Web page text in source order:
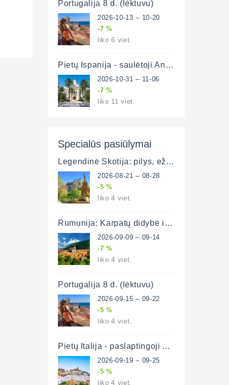
Portugalija 8 d. (lėktuvu)
2026-10-13 – 10-20
-7 %
liko 6 viet.
Pietų Ispanija - saulėtoji Andalūzija 7 d. (lėktuvu)
2026-10-31 – 11-06
-7 %
liko 11 viet.
Specialūs pasiūlymai
Legendinė Škotija: pilys, ežerai ir miestai 8 d. (lėktuvu)
2026-08-21 – 08-28
-5 %
liko 4 viet.
Rumunija: Karpatų didybė ir Transilvanijos paslaptys (lėktuvu)
2026-09-09 – 09-14
-7 %
liko 4 viet.
Portugalija 8 d. (lėktuvu)
2026-09-15 – 09-22
-5 %
liko 4 viet.
Pietų Italija - paslaptingoji Apulija (lėktuvu)
2026-09-19 – 09-25
-5 %
liko 4 viet.